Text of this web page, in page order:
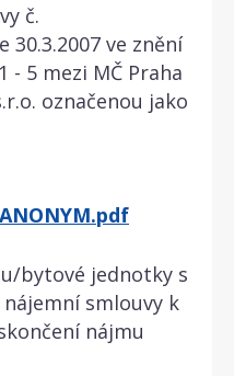
č.
30.3.2007 ve znění
- 5 mezi MČ Praha
označenou jako
bytové jednotky s
nájemní smlouvy k
nájmu